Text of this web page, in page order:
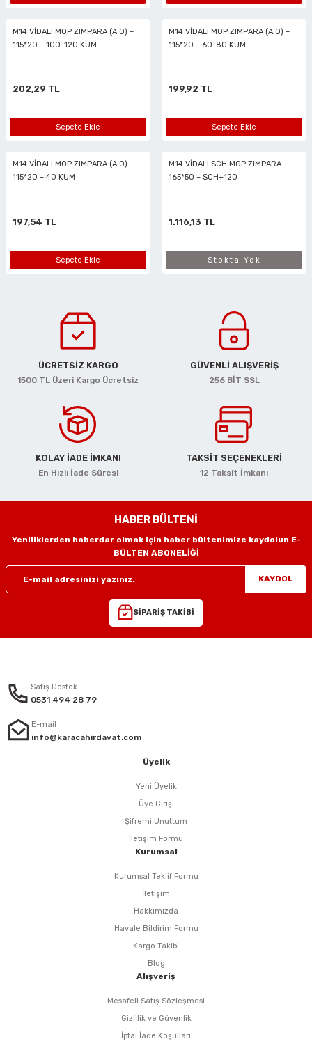
M14 VİDALI MOP ZIMPARA (A.O) –
115*20 – 100-120 KUM
202,29 TL
Sepete Ekle
M14 VİDALI MOP ZIMPARA (A.O) –
115*20 – 60-80 KUM
199,92 TL
Sepete Ekle
M14 VİDALI MOP ZIMPARA (A.O) –
115*20 – 40 KUM
197,54 TL
Sepete Ekle
M14 VİDALI SCH MOP ZIMPARA –
165*50 – SCH+120
1.116,13 TL
Stokta Yok
ÜCRETSİZ KARGO
1500 TL Üzeri Kargo Ücretsiz
GÜVENLİ ALIŞVERİŞ
256 BİT SSL
KOLAY İADE İMKANI
En Hızlı İade Süresi
TAKSİT SEÇENEKLERİ
12 Taksit İmkanı
HABER BÜLTENİ
Yeniliklerden haberdar olmak için haber bültenimize kaydolun E-
BÜLTEN ABONELİĞİ
KAYDOL
SİPARİŞ TAKİBİ
Satış Destek
0531 494 28 79
E-mail
info@karacahirdavat.com
Üyelik
Yeni Üyelik
Üye Girişi
Şifremi Unuttum
İletişim Formu
Kurumsal
Kurumsal Teklif Formu
İletişim
Hakkımızda
Havale Bildirim Formu
Kargo Takibi
Blog
Alışveriş
Mesafeli Satış Sözleşmesi
Gizlilik ve Güvenlik
İptal İade Koşullari